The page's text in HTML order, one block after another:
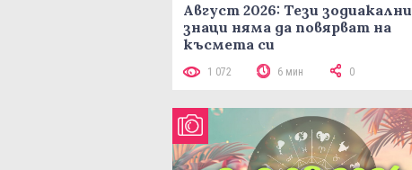
Август 2026: Тези зодиакални
знаци няма да повярват на
късмета си
1 072 6 мин 0